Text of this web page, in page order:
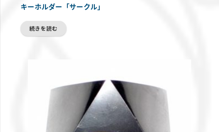
キーホルダー「サークル」
続きを読む